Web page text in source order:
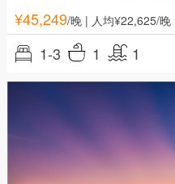
¥45,249/晚| 人均¥22,625/晚
1-3 1 1